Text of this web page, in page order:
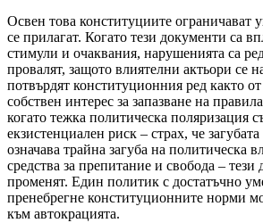
Освен това конституциите ограничават
се прилагат. Когато тези документи са
стимули и очаквания, нарушенията са
провалят, защото влиятелни актьори се
потвърдят конституционния ред както
собствен интерес за запазване на
когато тежка политическа поляризация
екзистенциален риск – страх, че
означава трайна загуба на политическа
средства за препитание и свобода –
променят. Един политик с достатъчно
пренебрегне конституционните норми
към автокрацията.